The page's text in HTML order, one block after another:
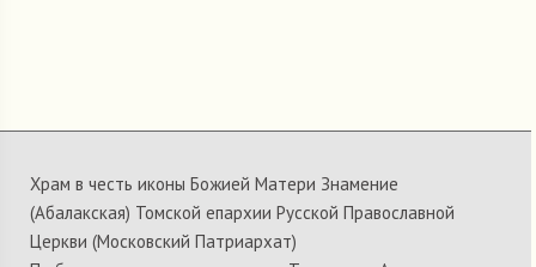
Храм в честь иконы Божией Матери Знамение
(Абалакская) Томской епархии Русской Православной
Церкви (Московский Патриархат)